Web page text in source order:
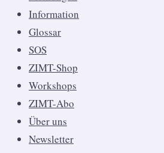
Information
Glossar
SOS
ZIMT-Shop
Workshops
ZIMT-Abo
Über uns
Newsletter